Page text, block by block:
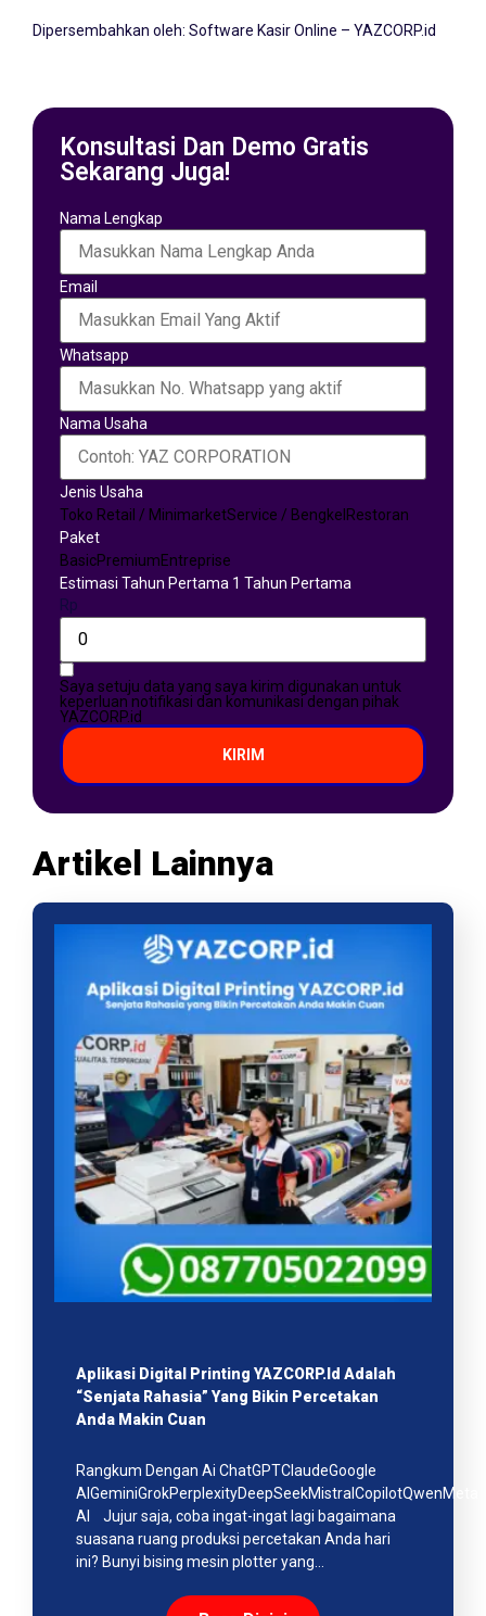
Dipersembahkan oleh: Software Kasir Online – YAZCORP.id
Konsultasi Dan Demo Gratis
Sekarang Juga!
Nama Lengkap
Email
Whatsapp
Nama Usaha
Jenis Usaha
Toko Retail / MinimarketService / Bengkel Restoran
Paket
BasicPremiumEntreprise
Estimasi Tahun Pertama 1 Tahun Pertama
Rp
Saya setuju data yang saya kirim digunakan untuk
keperluan notifikasi dan komunikasi dengan pihak
YAZCORP.id
KIRIM
Artikel Lainnya
Aplikasi Digital Printing YAZCORP.id Adalah
“Senjata Rahasia” Yang Bikin Percetakan
Anda Makin Cuan
Rangkum Dengan Ai ChatGPTClaudeGoogle
AIGeminiGrokPerplexityDeepSeekMistralCopilotQwenMeta
AI Jujur saja, coba ingat-ingat lagi bagaimana
suasana ruang produksi percetakan Anda hari
ini? Bunyi bising mesin plotter yang…